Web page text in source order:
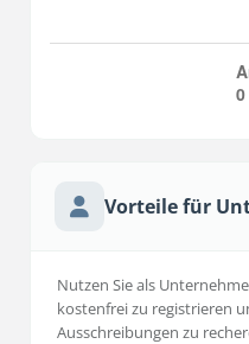
0
Vorteile für
Nutzen Sie als
kostenfrei zu registrieren
Ausschreibungen zu